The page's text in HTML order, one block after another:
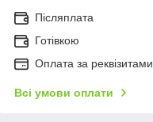
Післяплата
Готівкою
Оплата за реквізитами
Всі умови оплати